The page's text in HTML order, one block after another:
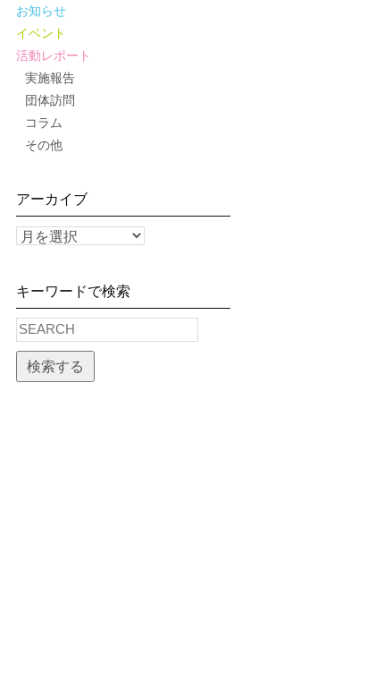
お知らせ
イベント
活動レポート
実施報告
団体訪問
コラム
その他
アーカイブ
キーワードで検索
検索する